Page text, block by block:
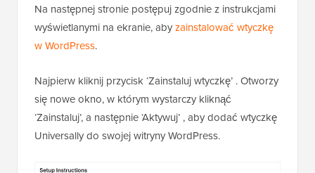
Na następnej stronie postępuj zgodnie z instrukcjami
wyświetlanymi na ekranie, abyzainstalować wtyczkę
w WordPress.
Najpierw kliknij przycisk ‘Zainstaluj wtyczkę’ . Otworzy
się nowe okno, w którym wystarczy kliknąć
‘Zainstaluj’, a następnie ‘Aktywuj’ , aby dodać wtyczkę
Universally do swojej witryny WordPress.